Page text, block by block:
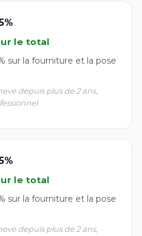
le total
sur la fourniture et la pose
depuis plus de 2 ans,
le total
sur la fourniture et la pose
depuis plus de 2 ans,